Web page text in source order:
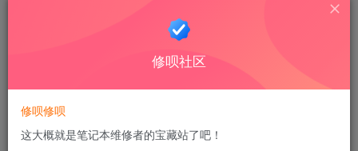
CPU型号 AMD 锐龙 7 5800H
缩略图
修呗社区
修呗修呗
这大概就是笔记本维修者的宝藏站了吧！